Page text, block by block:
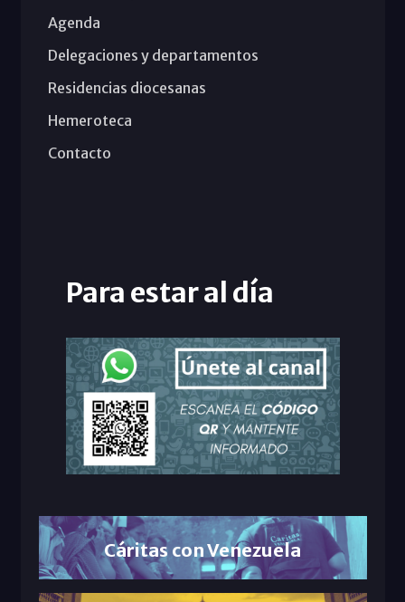
Agenda
Delegaciones y departamentos
Residencias diocesanas
Hemeroteca
Contacto
Para estar al día
Cáritas con Venezuela